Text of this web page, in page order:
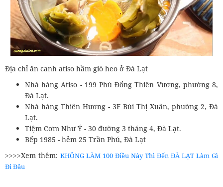
Địa chỉ ăn canh atiso hầm giò heo ở Đà Lạt
Nhà hàng Atiso - 199 Phù Đổng Thiên Vương, phường 8,
Đà Lạt.
Nhà hàng Thiên Hương - 3F Bùi Thị Xuân, phường 2, Đà
Lạt.
Tiệm Cơm Như Ý - 30 đường 3 tháng 4, Đà Lạt.
Bếp 1985 - hẻm 25 Trần Phú, Đà Lạt
>>>>Xem thêm: KHÔNG LÀM 100 Điều Này Thì Đến ĐÀ LẠT Làm Gì
Đi Đâu